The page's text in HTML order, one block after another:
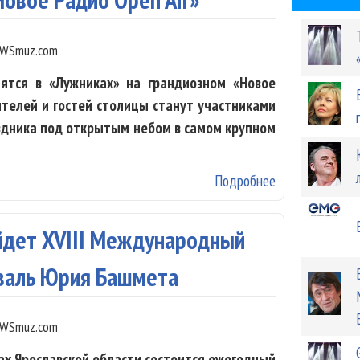
в «Лужниках» на грандиозном «Новое
и гостей столицы станут участниками
под открытым небом в самом крупном
Подробнее о В Лужниках
XVIII Международный
Юрия Башмета